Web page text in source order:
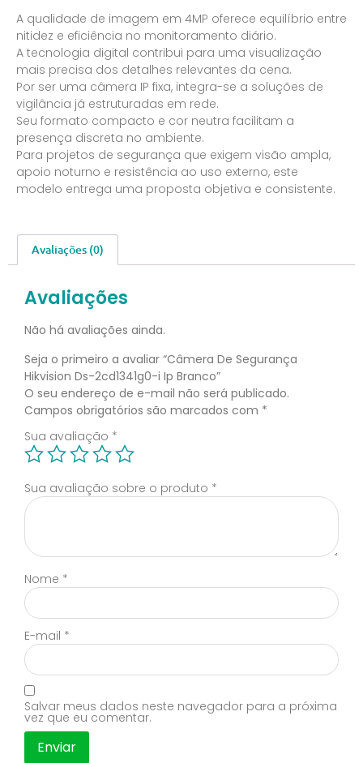
A qualidade de imagem em 4MP oferece equilíbrio entre
nitidez e eficiência no monitoramento diário.
A tecnologia digital contribui para uma visualização
mais precisa dos detalhes relevantes da cena.
Por ser uma câmera IP fixa, integra-se a soluções de
vigilância já estruturadas em rede.
Seu formato compacto e cor neutra facilitam a
presença discreta no ambiente.
Para projetos de segurança que exigem visão ampla,
apoio noturno e resistência ao uso externo, este
modelo entrega uma proposta objetiva e consistente.
Avaliações (0)
Avaliações
Não há avaliações ainda.
Seja o primeiro a avaliar “Câmera De Segurança
Hikvision Ds-2cd1341g0-i Ip Branco”
O seu endereço de e-mail não será publicado.
Campos obrigatórios são marcados com *
Sua avaliação *
Sua avaliação sobre o produto *
Nome *
E-mail *
Salvar meus dados neste navegador para a próxima
vez que eu comentar.